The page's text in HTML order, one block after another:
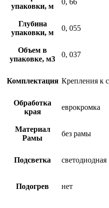
упаковки, м
0, 66
Глубина
упаковки, м
0, 055
Объем в
упаковке, м3
0, 037
Комплектация Крепления к
Обработка
края
еврокромка
Материал
Рамы
без рамы
Подсветка светодиодная
Подогрев нет